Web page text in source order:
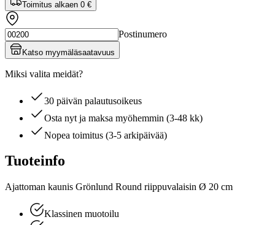
Toimitus alkaen 0 €
Postinumero
Katso myymäläsaatavuus
Miksi valita meidät?
30 päivän palautusoikeus
Osta nyt ja maksa myöhemmin (3-48 kk)
Nopea toimitus (3-5 arkipäivää)
Tuoteinfo
Ajattoman kaunis Grönlund Round riippuvalaisin Ø 20 cm
Klassinen muotoilu